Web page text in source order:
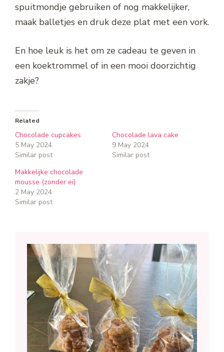
spuitmondje gebruiken of nog makkelijker,
maak balletjes en druk deze plat met een vork.
En hoe leuk is het om ze cadeau te geven in
een koektrommel of in een mooi doorzichtig
zakje?
Related
Chocolade cupcakes
5 May 2024
Similar post
Chocolade lava cake
9 May 2024
Similar post
Makkelijke chocolade
mousse (zonder ei)
2 May 2024
Similar post